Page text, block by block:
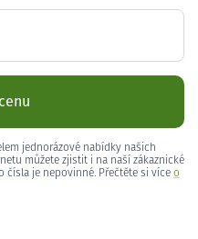
jednorázové nabídky našich
můžete zjistit i na naší zákaznické
čísla je nepovinné. Přečtěte si více o